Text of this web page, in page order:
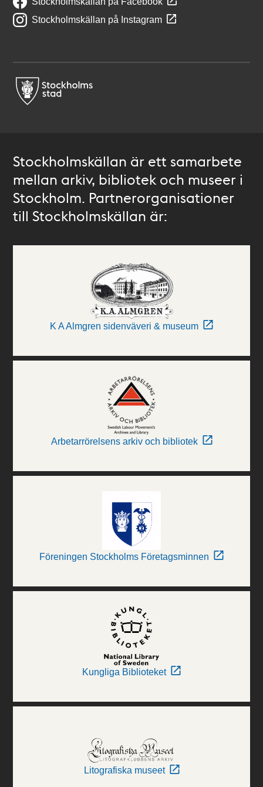
Stockholmskällan på Instagram
Stockholmskällan är ett samarbete
mellan arkiv, bibliotek och museer i
Stockholm. Partnerorganisationer
till Stockholmskällan är:
K A Almgren sidenväveri & museum
Arbetarrörelsens arkiv och bibliotek
Föreningen Stockholms Företagsminnen
Kungliga Biblioteket
Litografiska museet